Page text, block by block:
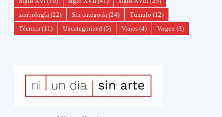
simbología (22) Sin categoría (24) Tumulo (12)
Técnica (11) Uncategorized (5) Viajes (4) Virgen (3)